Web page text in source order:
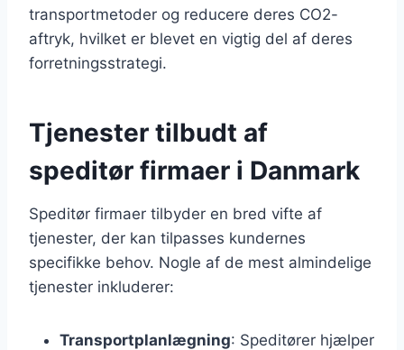
transportmetoder og reducere deres CO2-
aftryk, hvilket er blevet en vigtig del af deres
forretningsstrategi.
Tjenester tilbudt af
speditør firmaer i Danmark
Speditør firmaer tilbyder en bred vifte af
tjenester, der kan tilpasses kundernes
specifikke behov. Nogle af de mest almindelige
tjenester inkluderer:
Transportplanlægning: Speditører hjælper